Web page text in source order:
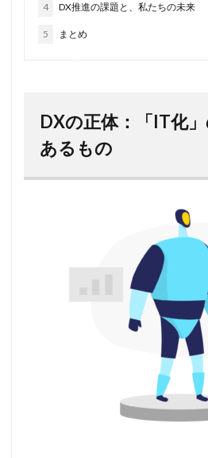
4 DX推進の課題と、私たちの未来
5 まとめ
DXの正体：「IT化
あるもの